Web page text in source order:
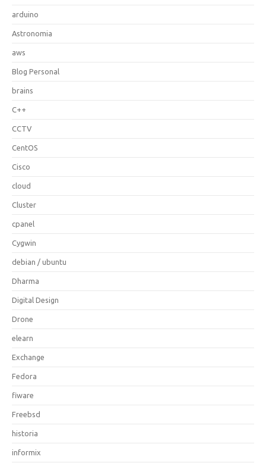
arduino
Astronomia
aws
Blog Personal
brains
C++
CCTV
CentOS
Cisco
cloud
Cluster
cpanel
Cygwin
debian / ubuntu
Dharma
Digital Design
Drone
elearn
Exchange
Fedora
fiware
Freebsd
historia
informix